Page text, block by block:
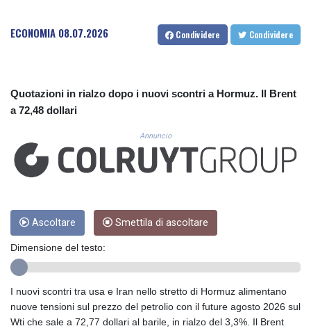
CUC 1.15234
CUP 30.537009
DKK 7.476071
DZD 153.12335
EGP 57.264041
ERN 17.285099
ETB 185.946995
FKP 0.85598
GBP 0.856476
GEL 3.013365
GTQ 8.790438
ECONOMIA 08.07.2026 Condividere Condividere
Quotazioni in rialzo dopo i nuovi scontri a Hormuz. Il Brent
a 72,48 dollari
Annuncio
Ascoltare Smettila di ascoltare
Dimensione del testo:
I nuovi scontri tra usa e Iran nello stretto di Hormuz alimentano
nuove tensioni sul prezzo del petrolio con il future agosto 2026 sul
Wti che sale a 72,77 dollari al barile, in rialzo del 3,3%. Il Brent